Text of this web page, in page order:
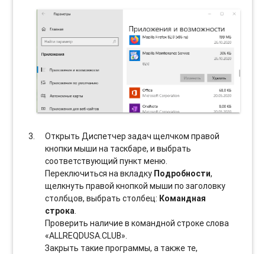
Открыть Диспетчер задач щелчком правой
кнопки мыши на таскбаре, и выбрать
соотвeтствующий пункт меню.
Переключиться на вкладку Подробности,
щелкнуть правой кнопкой мыши по заголовку
столбцов, выбрать столбец: Командная
строка.
Проверить наличие в командной строке слова
«ALLREQDUSA.CLUB».
Закрыть такие программы, а также те,